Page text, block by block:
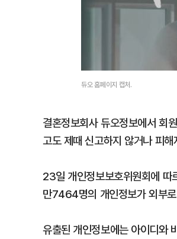
듀오 홈페이지 캡처.
결혼정보회사 듀오정보에서 회
고도 제때 신고하지 않거나 피
23일 개인정보보호위원회에 따
만7464명의 개인정보가 외부
유출된 개인정보에는 아이디와